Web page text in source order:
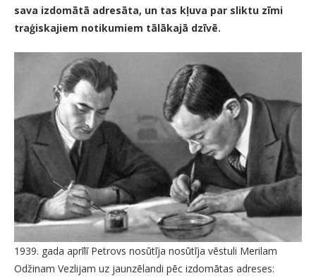
sava izdomātā adresāta, un tas kļuva par sliktu zīmi
traģiskajiem notikumiem tālākajā dzīvē.
1939. gada aprīlī Petrovs nosūtīja nosūtīja vēstuli Merilam
Odžinam Vezlijam uz jaunzēlandi pēc izdomātas adreses: